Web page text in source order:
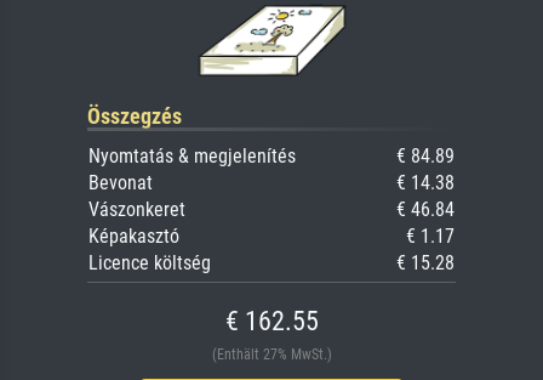
Összegzés
Nyomtatás & megjelenítés
€ 84.89
Bevonat
€ 14.38
Vászonkeret
€ 46.84
Képakasztó
€ 1.17
Licence költség
€ 15.28
€ 162.55
(Enthält 27% MwSt.)